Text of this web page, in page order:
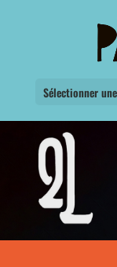
Sélectionner